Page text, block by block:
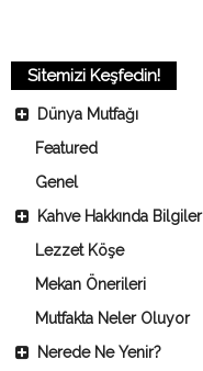
Sitemizi Keşfedin!
Dünya Mutfağı
Featured
Genel
Kahve Hakkında Bilgiler
Lezzet Köşe
Mekan Önerileri
Mutfakta Neler Oluyor
Nerede Ne Yenir?